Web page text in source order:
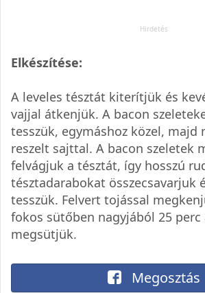
Elkészítése:
A leveles tésztát kiterítjük és
vajjal átkenjük. A bacon
tesszük, egymáshoz közel, majd
reszelt sajttal. A bacon szeletek
felvágjuk a tésztát, így hosszú
tésztadarabokat összecsavarjuk
tesszük. Felvert tojással
fokos sütőben nagyjából 25 perc
megsütjük.
Megosztás